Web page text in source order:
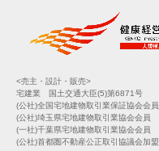
<売主・設計・販売>
宅建業 国土交通大臣(5)第6871号
(公社)全国宅地建物取引業保証協会会員
(公社)埼玉県宅地建物取引業協会会員
(一社)千葉県宅地建物取引業協会会員
(公社)首都圏不動産公正取引協議会加盟